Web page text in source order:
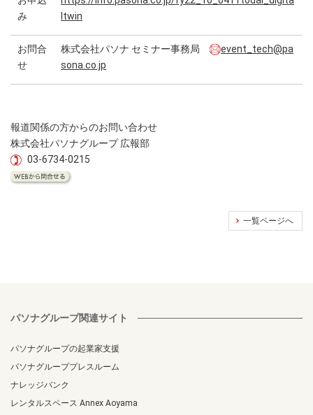
み
ltwin
お問合
せ
株式会社パソナ セミナー事務局
event_tech@pa
sona.co.jp
報道関係の方からのお問い合わせ
株式会社パソナグループ 広報部
03-6734-0215
一覧ページへ
パソナグループ関連サイト
パソナグループの起業家支援
パソナグループプレスルーム
ナレッジバンク
レンタルスペース Annex Aoyama